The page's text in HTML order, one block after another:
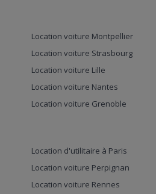
Location voiture Montpellier
Location voiture Strasbourg
Location voiture Lille
Location voiture Nantes
Location voiture Grenoble
Location d'utilitaire à Paris
Location voiture Perpignan
Location voiture Rennes